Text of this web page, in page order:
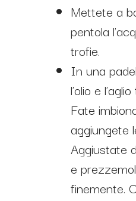
Mettete a
pentola
trofie.
In una
l’olio e
Fate
aggiungete
Aggiustate
e
finemente.